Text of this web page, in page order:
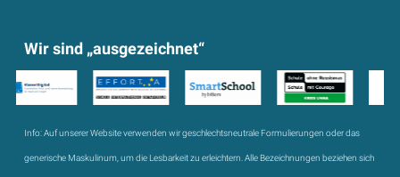
Wir sind „ausgezeichnet“
Info:Auf unserer Website verwenden wir geschlechtsneutrale Formulierungen oder das
generische Maskulinum, um die Lesbarkeit zu erleichtern. Alle Bezeichnungen beziehen sich